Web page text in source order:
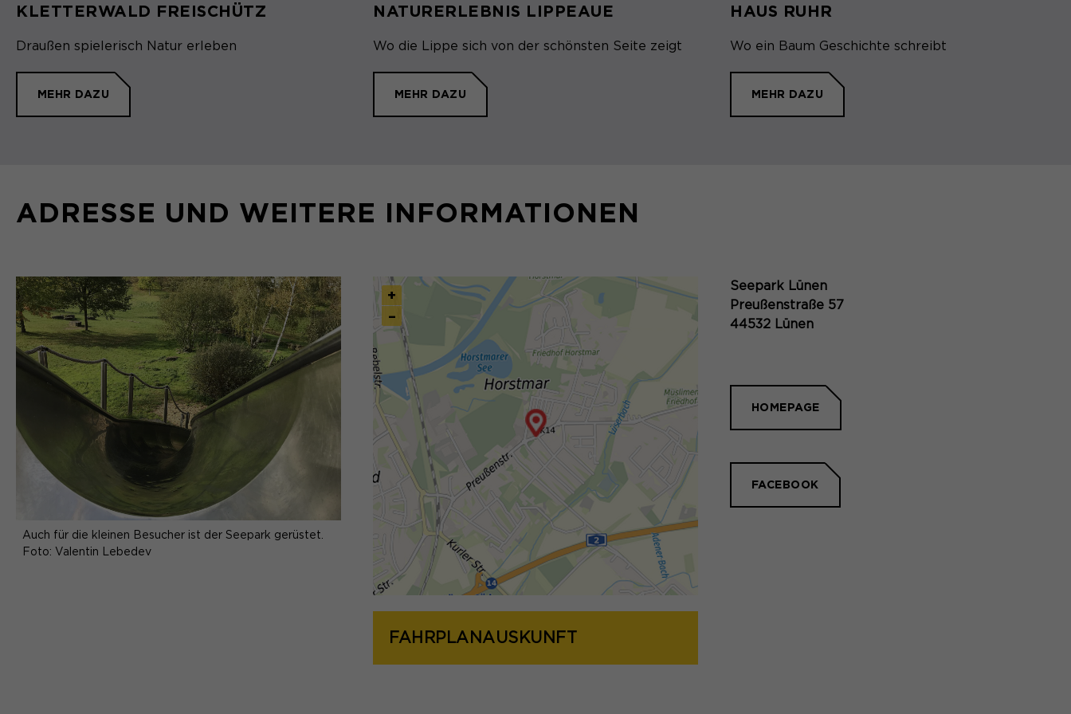
KLETTERWALD FREISCHÜTZ
Draußen spielerisch Natur erleben
MEHR DAZU
NATURERLEBNIS LIPPEAUE
Wo die Lippe sich von der schönsten Seite zeigt
MEHR DAZU
HAUS RUHR
Wo ein Baum Geschichte schreibt
MEHR DAZU
ADRESSE UND WEITERE INFORMATIONEN
Auch für die kleinen Besucher ist der Seepark gerüstet.
Foto: Valentin Lebedev
+
–
FAHRPLANAUSKUNFT
Seepark Lünen
Preußenstraße 57
44532 Lünen
HOMEPAGE
FACEBOOK